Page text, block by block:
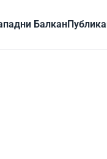
Балкан